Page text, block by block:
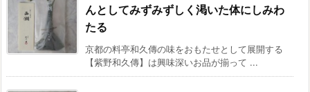
んとしてみずみずしく渇いた体にしみわ
たる
京都の料亭和久傳の味をおもたせとして展開する
【紫野和久傳】は興味深いお品が揃って ...